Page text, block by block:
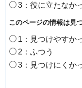
3：役に立たなか
このページの情報は見
1：見つけやすか
2：ふつう
3：見つけにくか